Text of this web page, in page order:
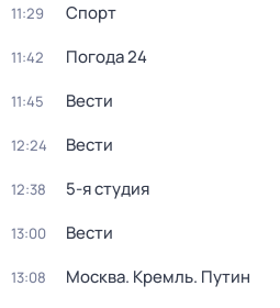
11:29 Спорт
11:42 Погода 24
11:45 Вести
12:24 Вести
12:38 5-я студия
13:00 Вести
13:08 Москва. Кремль. Путин